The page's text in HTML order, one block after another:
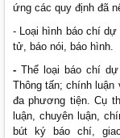
ứng các quy định đã
- Loại hình báo chí
tử, báo nói, báo hình.
-Thể loại báo chí
Thông tấn; chính luận
đa phương tiện. Cụ
luận, chuyên luận,
bút ký báo chí,